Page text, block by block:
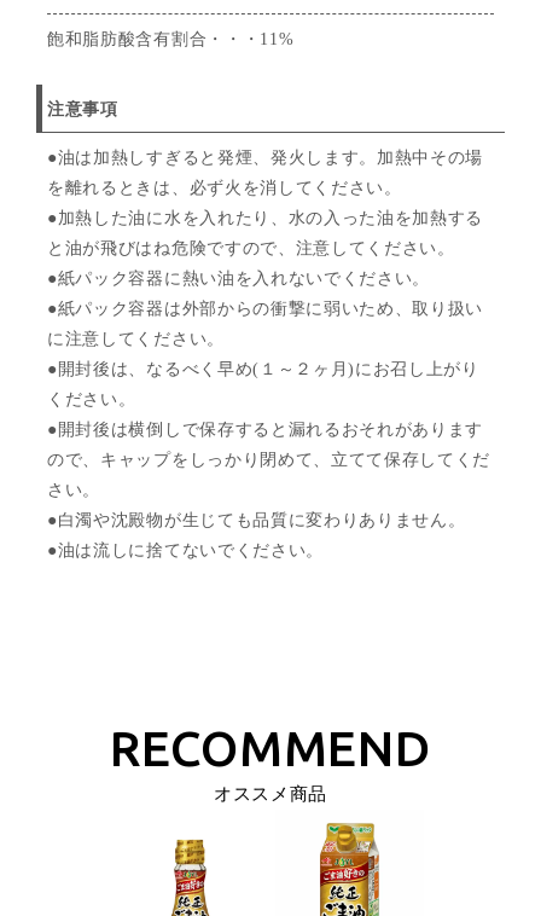
飽和脂肪酸含有割合・・・11%
注意事項
●油は加熱しすぎると発煙、発火します。加熱中その場
を離れるときは、必ず火を消してください。
●加熱した油に水を入れたり、水の入った油を加熱する
と油が飛びはね危険ですので、注意してください。
●紙パック容器に熱い油を入れないでください。
●紙パック容器は外部からの衝撃に弱いため、取り扱い
に注意してください。
●開封後は、なるべく早め(１～２ヶ月)にお召し上がり
ください。
●開封後は横倒しで保存すると漏れるおそれがあります
ので、キャップをしっかり閉めて、立てて保存してくだ
さい。
●白濁や沈殿物が生じても品質に変わりありません。
●油は流しに捨てないでください。
オススメ商品